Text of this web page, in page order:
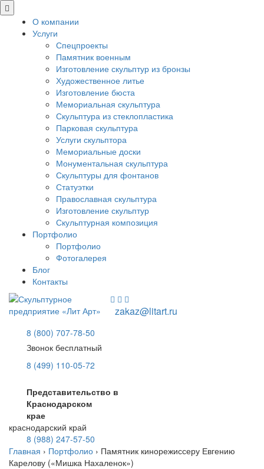
О компании
Услуги
Спецпроекты
Памятник военным
Изготовление скульптур из бронзы
Художественное литье
Изготовление бюста
Мемориальная скульптура
Скульптура из стеклопластика
Парковая скульптура
Услуги скульптора
Мемориальные доски
Монументальная скульптура
Скульптуры для фонтанов
Статуэтки
Православная скульптура
Изготовление скульптур
Скульптурная композиция
Портфолио
Портфолио
Фотогалерея
Блог
Контакты
zakaz@litart.ru
8 (800) 707-78-50
Звонок бесплатный
8 (499) 110-05-72
Представительство в
Краснодарском
крае
краснодарский край
8 (988) 247-57-50
Главная › Портфолио › Памятник кинорежиссеру Евгению
Карелову («Мишка Нахаленок»)